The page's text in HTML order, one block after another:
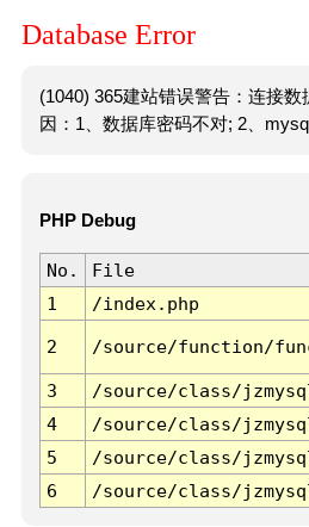
Database Error
(1040) 365建站错误警告：连接
因：1、数据库密码不对; 2、
PHP Debug
No. File
1
/index.php
2 /source/function/
3 /source/class/
4
/source/class/
5
/source/class/
6
/source/class/